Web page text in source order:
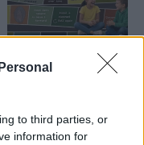
to third parties, or
information for